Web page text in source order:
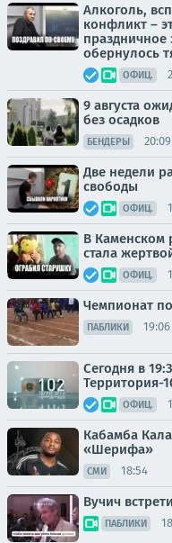
Алкоголь,
конфликт –
праздничное
обернулось
ОФИЦ.
9 августа
без осадков
БЕНДЕРЫ 20:09
Две недели
свободы
ОФИЦ.
В Каменском
стала
ОФИЦ.
Чемпионат
ПАБЛИКИ 19:06
Сегодня в
Территория-
ОФИЦ.
Кабамба
«Шерифа»
СМИ 18:54
Вучич
ПАБЛИКИ